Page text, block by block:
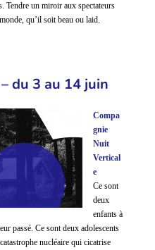
Tendre un miroir aux spectateurs
qu’il soit beau ou laid.
du 3 au 14 juin
Compa
gnie
Nuit
Vertical
e
Ce sont
deux
enfants à
passé. Ce sont deux adolescents
nucléaire qui cicatrise